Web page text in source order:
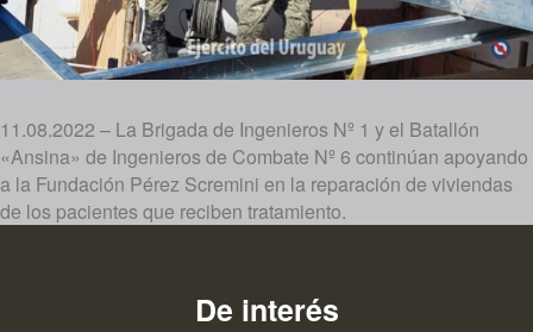
11.08.2022 – La Brigada de Ingenieros Nº 1 y el Batallón
«Ansina» de Ingenieros de Combate Nº 6 continúan apoyando
a la Fundación Pérez Scremini en la reparación de viviendas
de los pacientes que reciben tratamiento.
De interés